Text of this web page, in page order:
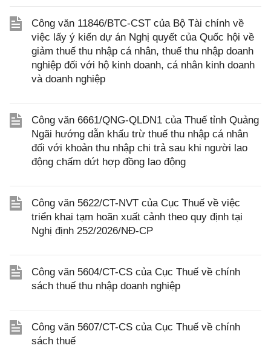
Công văn 11846/BTC-CST của Bộ Tài chính về
việc lấy ý kiến dự án Nghị quyết của Quốc hội về
giảm thuế thu nhập cá nhân, thuế thu nhập doanh
nghiệp đối với hộ kinh doanh, cá nhân kinh doanh
và doanh nghiệp
Công văn 6661/QNG-QLDN1 của Thuế tỉnh Quảng
Ngãi hướng dẫn khấu trừ thuế thu nhập cá nhân
đối với khoản thu nhập chi trả sau khi người lao
động chấm dứt hợp đồng lao động
Công văn 5622/CT-NVT của Cục Thuế về việc
triển khai tạm hoãn xuất cảnh theo quy định tại
Nghị định 252/2026/NĐ-CP
Công văn 5604/CT-CS của Cục Thuế về chính
sách thuế thu nhập doanh nghiệp
Công văn 5607/CT-CS của Cục Thuế về chính
sách thuế